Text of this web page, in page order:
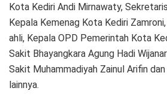
Kota Kediri Andi Mirnawaty,
Kepala Kemenag Kota Kediri
ahli, Kepala OPD Pemerintah Kota
Sakit Bhayangkara Agung Hadi
Sakit Muhammadiyah Zainul Arifin
lainnya.